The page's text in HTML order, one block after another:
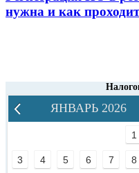
нужна и как
ЯНВАРЬ 2026
1
3 4 5 6 7 8